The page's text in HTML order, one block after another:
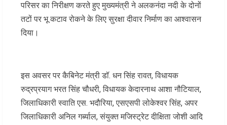
परिसर का निरीक्षण करते हुए मुख्यमंत्री ने अलकनंदा नदी के दोनों
तटों पर भू कटाव रोकने के लिए सुरक्षा दीवार निर्माण का आश्वासन
दिया।
इस अवसर पर कैबिनेट मंत्री डॉ. धन सिंह रावत, विधायक
रुद्रप्रयाग भरत सिंह चौधरी, विधायक केदारनाथ आशा नौटियाल,
जिलाधिकारी स्वाति एस. भदौरिया, एसएसपी लोकेश्वर सिंह, अपर
जिलाधिकारी अनिल गर्ब्याल, संयुक्त मजिस्ट्रेट दीक्षिता जोशी आदि